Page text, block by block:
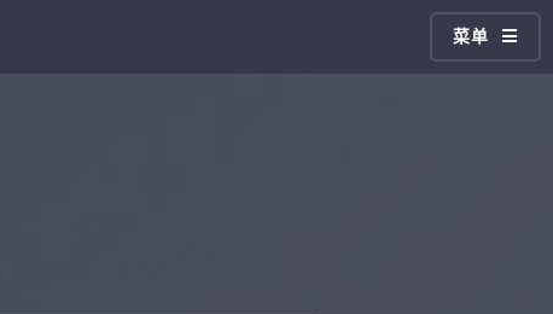
菜单